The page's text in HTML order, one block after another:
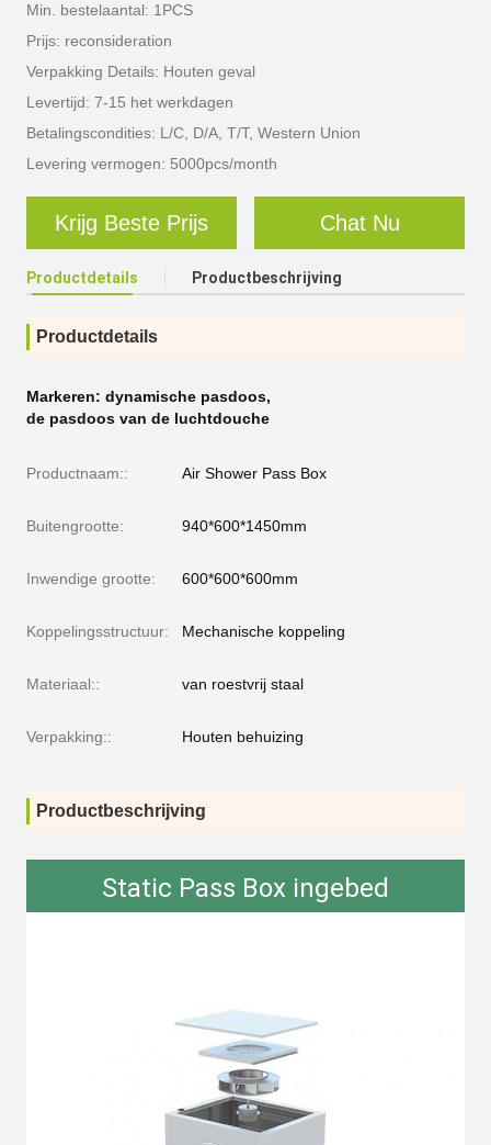
Min. bestelaantal: 1PCS
Prijs: reconsideration
Verpakking Details: Houten geval
Levertijd: 7-15 het werkdagen
Betalingscondities: L/C, D/A, T/T, Western Union
Levering vermogen: 5000pcs/month
Krijg Beste Prijs Chat Nu
Productdetails Productbeschrijving
Productdetails
Markeren: dynamische pasdoos,
de pasdoos van de luchtdouche
Productnaam:: Air Shower Pass Box
Buitengrootte: 940*600*1450mm
Inwendige grootte: 600*600*600mm
Koppelingsstructuur: Mechanische koppeling
Materiaal:: van roestvrij staal
Verpakking:: Houten behuizing
Productbeschrijving
Static Pass Box ingebed